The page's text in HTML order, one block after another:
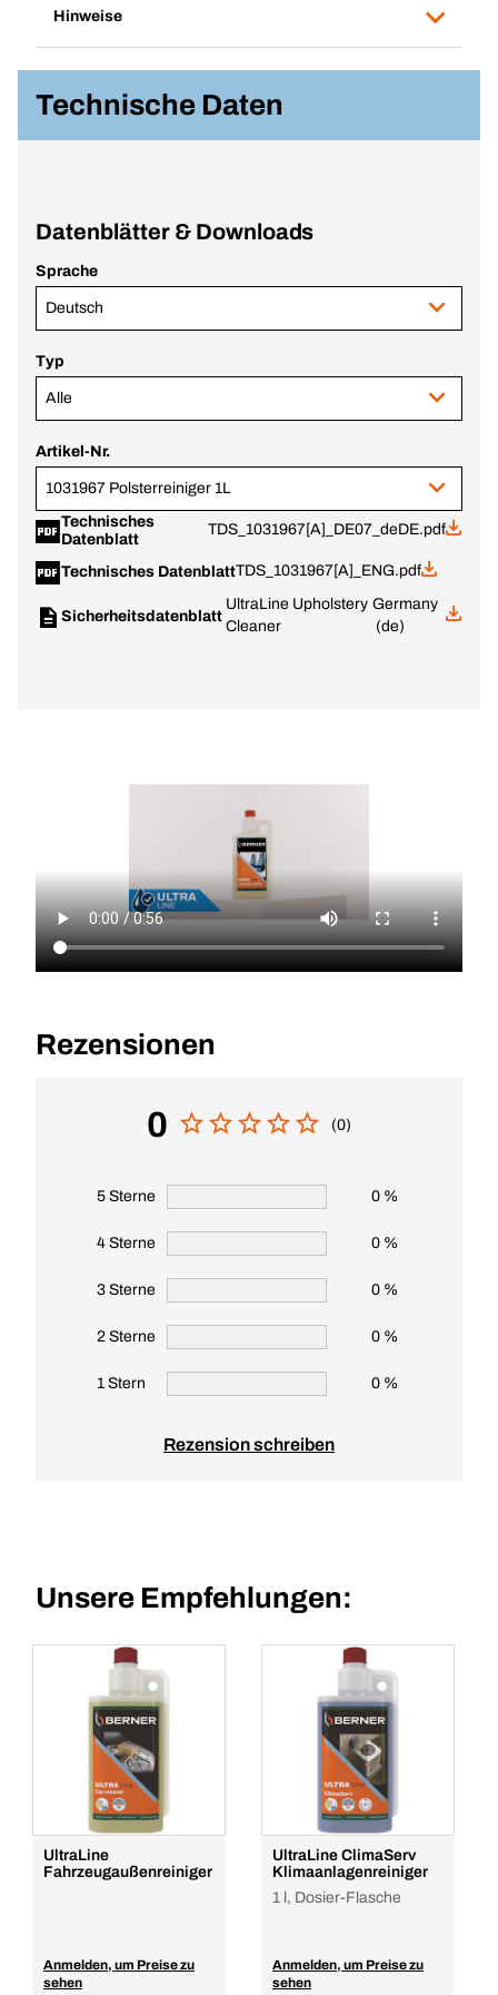
Hinweise
Technische Daten
Datenblätter & Downloads
Sprache
Deutsch
Typ
Alle
Artikel-Nr.
1031967 Polsterreiniger 1L
Technisches
Datenblatt
TDS_1031967[A]_DE07_deDE.pdf
Technisches DatenblattTDS_1031967[A]_ENG.pdf
Sicherheitsdatenblatt
UltraLine Upholstery
Cleaner
Germany
(de)
Rezensionen
0 (0)
5 Sterne 0 %
4 Sterne 0 %
3 Sterne 0 %
2 Sterne 0 %
1 Stern 0 %
Rezension schreiben
Unsere Empfehlungen:
UltraLine
Fahrzeugaußenreiniger
Anmelden, um Preise zu
sehen
UltraLine ClimaServ
Klimaanlagenreiniger
1 l, Dosier-Flasche
Anmelden, um Preise zu
sehen